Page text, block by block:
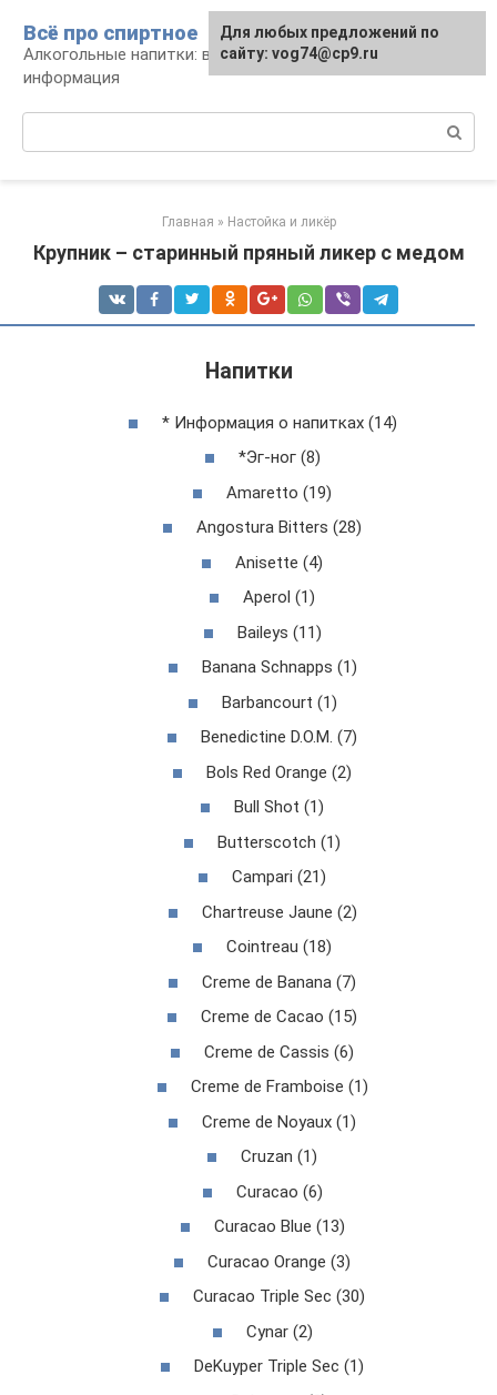
контенту
Всё про спиртное
Алкогольные напитки: виды, рецепты,
информация
Главная » Настойка и ликёр
Крупник – старинный пряный ликер с медом
Напитки
* Информация о напитках (14)
*Эг-ног (8)
Amaretto (19)
Angostura Bitters (28)
Anisette (4)
Aperol (1)
Baileys (11)
Banana Schnapps (1)
Barbancourt (1)
Benedictine D.O.M. (7)
Bols Red Orange (2)
Bull Shot (1)
Butterscotch (1)
Campari (21)
Chartreuse Jaune (2)
Cointreau (18)
Creme de Banana (7)
Creme de Cacao (15)
Creme de Cassis (6)
Creme de Framboise (1)
Creme de Noyaux (1)
Cruzan (1)
Curacao (6)
Curacao Blue (13)
Curacao Orange (3)
Curacao Triple Sec (30)
Cynar (2)
DeKuyper Triple Sec (1)
Для любых предложений по
сайту: vog74@cp9.ru